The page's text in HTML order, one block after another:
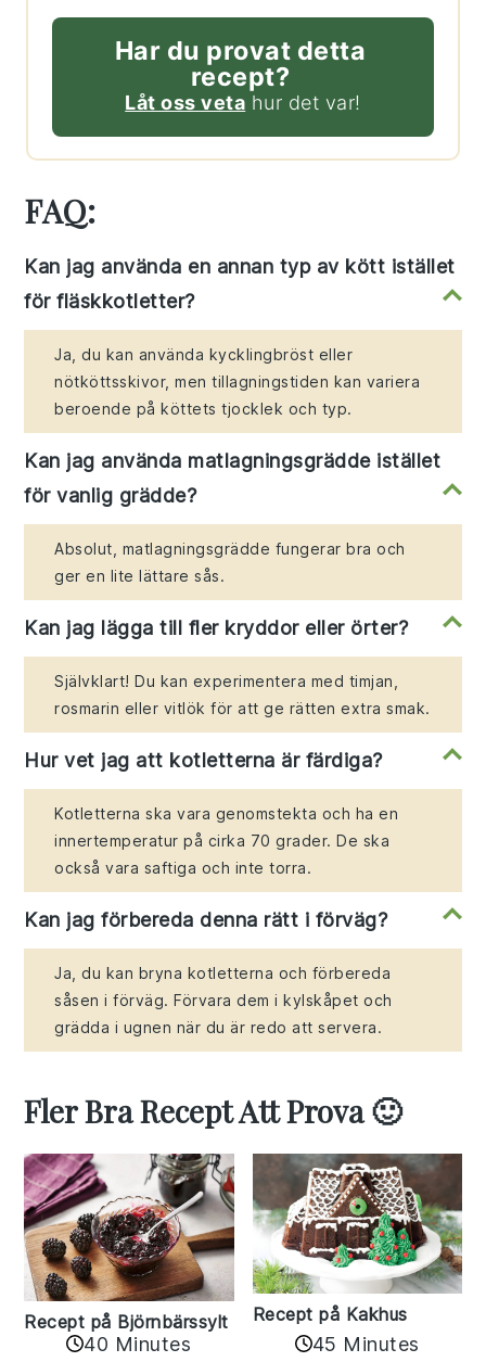
Har du provat detta
recept?
Låt oss veta hur det var!
FAQ:
Kan jag använda en annan typ av kött istället
för fläskkotletter?
Ja, du kan använda kycklingbröst eller
nötköttsskivor, men tillagningstiden kan variera
beroende på köttets tjocklek och typ.
Kan jag använda matlagningsgrädde istället
för vanlig grädde?
Absolut, matlagningsgrädde fungerar bra och
ger en lite lättare sås.
Kan jag lägga till fler kryddor eller örter?
Självklart! Du kan experimentera med timjan,
rosmarin eller vitlök för att ge rätten extra smak.
Hur vet jag att kotletterna är färdiga?
Kotletterna ska vara genomstekta och ha en
innertemperatur på cirka 70 grader. De ska
också vara saftiga och inte torra.
Kan jag förbereda denna rätt i förväg?
Ja, du kan bryna kotletterna och förbereda
såsen i förväg. Förvara dem i kylskåpet och
grädda i ugnen när du är redo att servera.
Fler Bra Recept Att Prova 🙂
Recept på Björnbärssylt
40 Minutes
Recept på Kakhus
45 Minutes